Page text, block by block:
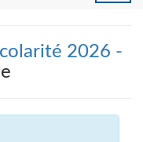
2026 -